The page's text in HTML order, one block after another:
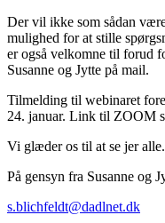
Der vil ikke som sådan
mulighed for at stille
er også velkomne til forud
Susanne og Jytte på mail.
Tilmelding til webinaret
24. januar. Link til ZOOM
Vi glæder os til at se jer alle.
På gensyn fra Susanne og
s.blichfeldt@dadlnet.dk